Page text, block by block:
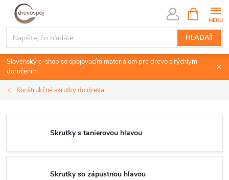
Prejsť
obsah
HĽADAŤ
KOŠÍK
Slovenský e-shop so spojovacím materiálom pre drevo s rýchlym
doručením
Konštrukčné skrutky do dreva
Skrutky s tanierovou hlavou
Skrutky so zápustnou hlavou